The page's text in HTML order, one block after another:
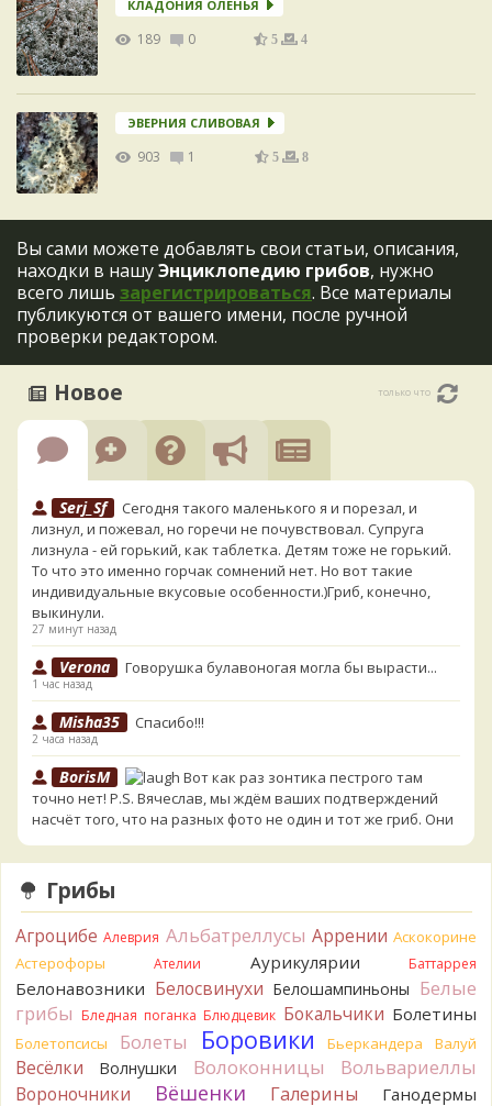
КЛАДОНИЯ ОЛЕНЬЯ
189 0 5 4
ЭВЕРНИЯ СЛИВОВАЯ
903 1 5 8
Вы сами можете добавлять свои статьи, описания,
находки в нашуЭнциклопедию грибов, нужно
всего лишь зарегистрироваться. Все материалы
публикуются от вашего имени, после ручной
проверки редактором.
Новое только что
Serj_Sf
Сегодня такого маленького я и порезал, и
лизнул, и пожевал, но горечи не почувствовал. Супруга
лизнула - ей горький, как таблетка. Детям тоже не горький.
То что это именно горчак сомнений нет. Но вот такие
индивидуальные вкусовые особенности.)Гриб, конечно,
выкинули.
27 минут назад
Verona Говорушка булавоногая могла бы вырасти...
1 час назад
Misha35 Спасибо!!!
2 часа назад
BorisM
Вот как раз зонтика пестрого там
точно нет! P.S. Вячеслав, мы ждём ваших подтверждений
насчёт того, что на разных фото не один и тот же гриб. Они
хорошо было бы упорядочить это с вашим участием.
Разные грибы нужно разнести по разным вопросам!
2 часа назад
BorisM Однозначно польский!
BorisM
Николай, дайте уточнение насчёт изменения
цвета гриба на срезе. Без этой информации до конца
сложно выбрать между жёлтым и собачьим груздями!
8 часов назад
BorisM Очевидный подберезовик!
Грибы
Агроцибе Алеврия Альбатреллусы Аррении Аскокорине
Астерофоры
Ателии Аурикулярии Баттаррея
Белонавозники Белосвинухи Белошампиньоны Белые
грибы Бледная поганка Блюдцевик Бокальчики Болетины
Болетопсисы Болеты Боровики Бьеркандера Валуй
Весёлки Волнушки Волоконницы Вольвариеллы
Вороночники Вёшенки Галерины Ганодермы